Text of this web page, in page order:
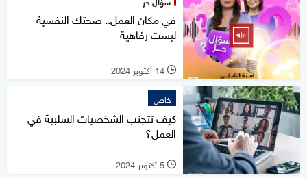
في مكان العمل.. صحتك النفسية
ليست رفاهية
l 14 أكتوبر 2024
خاص
كيف تتجنب الشخصيات السلبية في
العمل؟
l 5 أكتوبر 2024